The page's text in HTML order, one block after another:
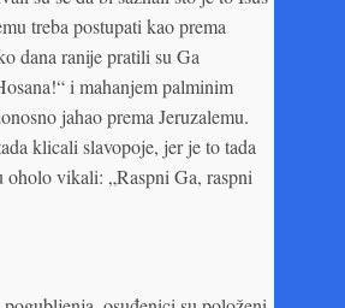
treba postupati kao prema
dana ranije pratili su Ga
i mahanjem palminim
jahao prema Jeruzalemu.
klicali slavopoje, jer je to tada
oholo vikali: „Raspni Ga, raspni